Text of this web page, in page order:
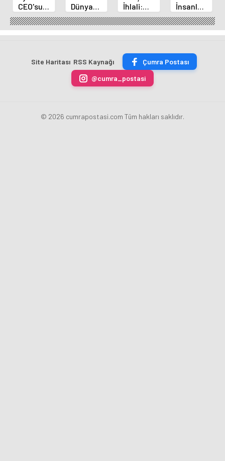
CEO'sundan
Elon
Musk'a
Meydan
Dünya
Kupası
Biletlerine
Rekor
İhlali:
İsrail
Gazze'yi
Bombalamaya
Ediyor
İnsanların
Korkusunu
Mu
Hissediyor?
Araştırma
Site Haritası RSS Kaynağı
Çumra Postası
@cumra_postasi
© 2026 cumrapostasi.com Tüm hakları saklıdır.